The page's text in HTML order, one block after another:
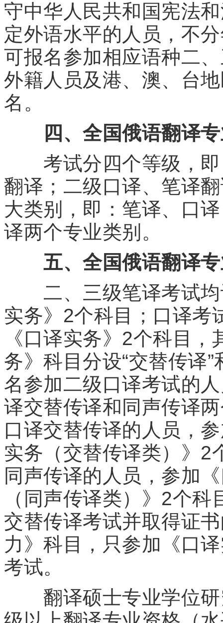
守中华人民共和国宪法
定外语水平的人员，不
可报名参加相应语种二
外籍人员及港、澳、台
名。
四、全国俄语翻译
考试分四个等级，即
翻译；二级口译、笔译
大类别，即：笔译、口
译两个专业类别。
五、全国俄语翻译
二、三级笔译考试均
实务》2个科目；口译考
《口译实务》2个科目
务》科目分设“交替传译
名参加二级口译考试的
译交替传译和同声传译
口译交替传译的人员，
实务（交替传译类）》2
同声传译的人员，参加
（同声传译类）》2个
交替传译考试并取得证
力》科目，只参加《口
考试。
翻译硕士专业学位研